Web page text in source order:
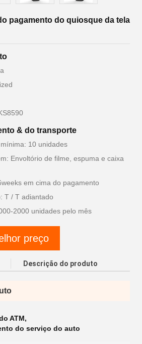
pagamento do quiosque da tela
& do transporte
10 unidades
Envoltório de filme, espuma e caixa
em cima do pagamento
T / T adiantado
2000 unidades pelo mês
preço
Descrição do produto
ATM,
do serviço do auto